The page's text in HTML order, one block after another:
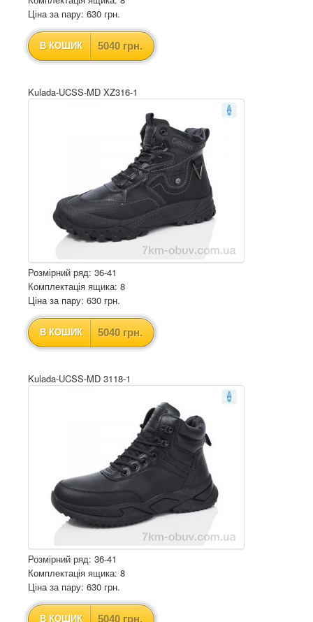
Ціна за пару: 630 грн.
В КОШИК 5040 грн.
Kulada-UCSS-MD XZ316-1
Розмірний ряд: 36-41
Комплектація ящика: 8
Ціна за пару: 630 грн.
В КОШИК 5040 грн.
Kulada-UCSS-MD 3118-1
Розмірний ряд: 36-41
Комплектація ящика: 8
Ціна за пару: 630 грн.
В КОШИК 5040 грн.